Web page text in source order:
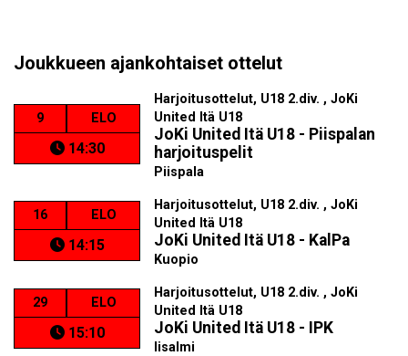
Joukkueen ajankohtaiset ottelut
9 ELO
14:30
Harjoitusottelut, U18 2.div. , JoKi
United Itä U18
JoKi United Itä U18 - Piispalan
harjoituspelit
Piispala
16 ELO
14:15
Harjoitusottelut, U18 2.div. , JoKi
United Itä U18
JoKi United Itä U18 - KalPa
Kuopio
29 ELO
15:10
Harjoitusottelut, U18 2.div. , JoKi
United Itä U18
JoKi United Itä U18 - IPK
Iisalmi